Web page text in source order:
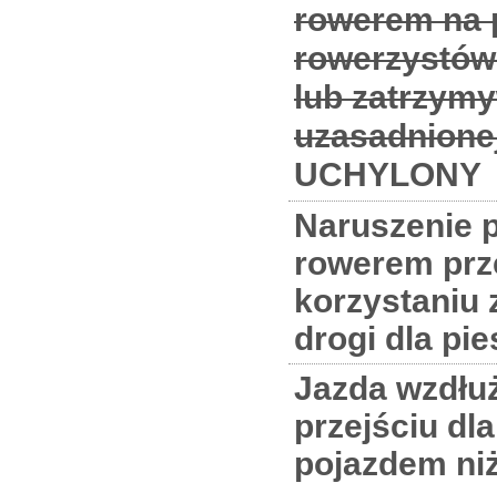
rowerem na
lub
UCHYLONY
Naruszenie
rowerem
korzystaniu
drogi dla
Jazda
przejściu
pojazdem